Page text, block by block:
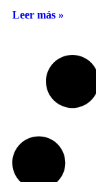
Leer más »